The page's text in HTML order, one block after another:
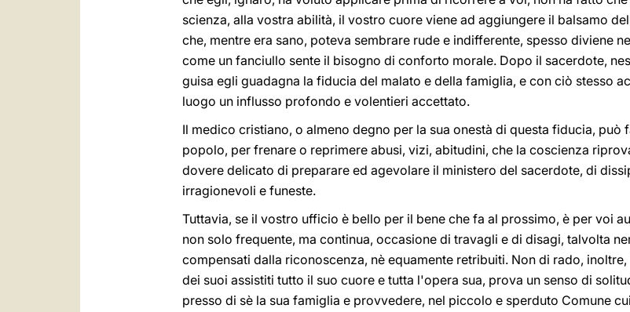
scienza, alla vostra abilità, il vostro cuore viene ad aggiungere il balsamo
che, mentre era sano, poteva sembrare rude e indifferente, spesso diviene
come un fanciullo sente il bisogno di conforto morale. Dopo il sacerdote,
guisa egli guadagna la fiducia del malato e della famiglia, e con ciò stesso
luogo un influsso profondo e volentieri accettato.
Il medico cristiano, o almeno degno per la sua onestà di questa fiducia,
popolo, per frenare o reprimere abusi, vizi, abitudini, che la coscienza
dovere delicato di preparare ed agevolare il ministero del sacerdote, di
irragionevoli e funeste.
Tuttavia, se il vostro ufficio è bello per il bene che fa al prossimo, è per voi
non solo frequente, ma continua, occasione di travagli e di disagi, talvolta
compensati dalla riconoscenza, nè equamente retribuiti. Non di rado,
dei suoi assistiti tutto il suo cuore e tutta l'opera sua, prova un senso di
presso di sè la sua famiglia e provvedere, nel piccolo e sperduto Comune